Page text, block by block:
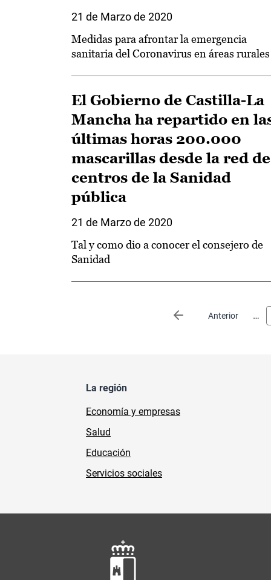
21 de Marzo de 2020
Medidas para afrontar la emergencia
sanitaria del Coronavirus en áreas rurales
El Gobierno de Castilla-La
Mancha ha repartido en
últimas horas 200.000
mascarillas desde la red de
centros de la Sanidad
pública
21 de Marzo de 2020
Tal y como dio a conocer el consejero de
Sanidad
Anterior
Página anterior …
La región
Economía y empresas
Salud
Educación
Servicios sociales